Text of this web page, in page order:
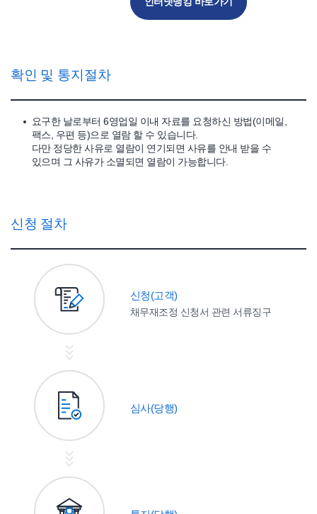
확인 및 통지절차
요구한 날로부터 6영업일 이내 자료를 요청하신 방법(이메일,
팩스, 우편 등)으로 열람 할 수 있습니다.
다만 정당한 사유로 열람이 연기되면 사유를 안내 받을 수
있으며 그 사유가 소멸되면 열람이 가능합니다.
신청 절차
신청(고객)
채무재조정 신청서 관련 서류징구
심사(당행)